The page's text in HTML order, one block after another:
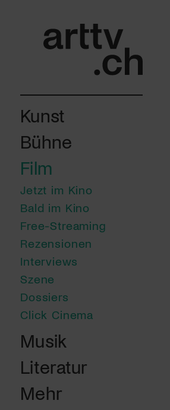
Kunst
Bühne
Film
Jetzt im Kino
Bald im Kino
Free-Streaming
Rezensionen
Interviews
Szene
Dossiers
Click Cinema
Musik
Literatur
Mehr